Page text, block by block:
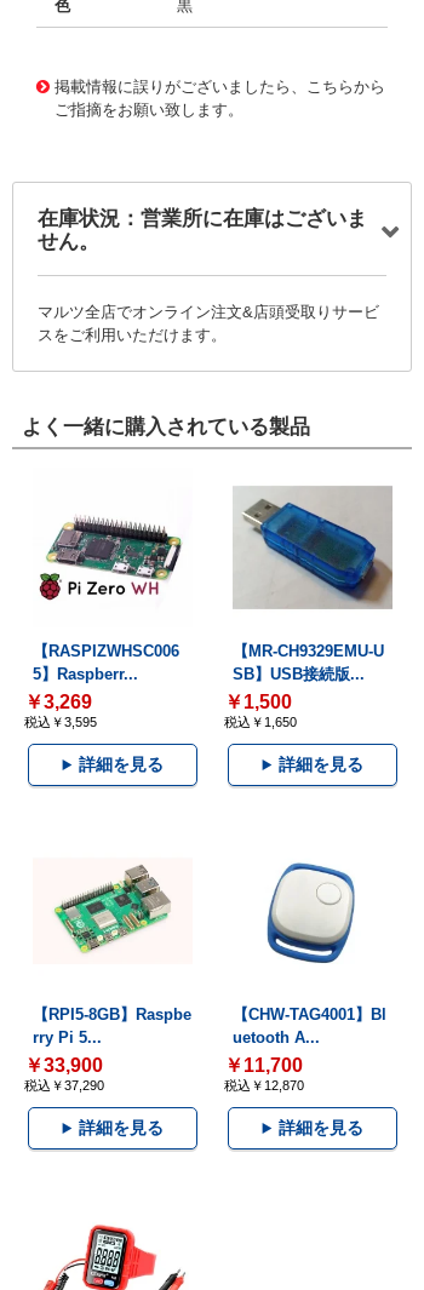
色 黒
掲載情報に誤りがございましたら、こちらから
ご指摘をお願い致します。
在庫状況：営業所に在庫はございま
せん。
マルツ全店でオンライン注文&店頭受取りサービ
スをご利用いただけます。
よく一緒に購入されている製品
【RASPIZWHSC006
5】Raspberr...
￥3,269
税込￥3,595
詳細を見る
【MR-CH9329EMU-U
SB】USB接続版...
￥1,500
税込￥1,650
詳細を見る
【RPI5-8GB】Raspbe
rry Pi 5...
￥33,900
税込￥37,290
詳細を見る
【CHW-TAG4001】Bl
uetooth A...
￥11,700
税込￥12,870
詳細を見る